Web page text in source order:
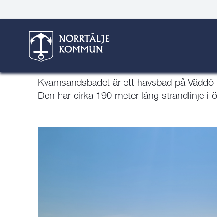
Kvarnsandsbadet
Kvarnsandsbadet är ett havsbad på
Den har cirka 190 meter lång strandlinje i